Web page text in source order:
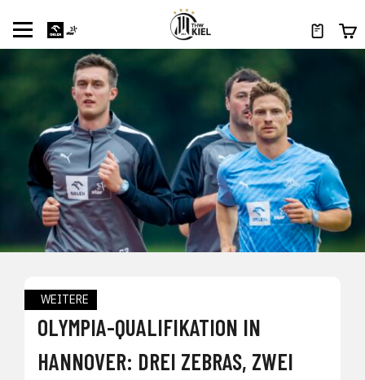
WEITERE
OLYMPIA-QUALIFIKATION IN
HANNOVER: DREI ZEBRAS, ZWEI